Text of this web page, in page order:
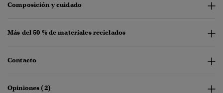
Composición y cuidado
Más del 50 % de materiales reciclados
Contacto
Opiniones (2)